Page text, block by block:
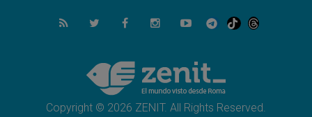
Filipinas: el Vicariato Apostólico de Calapán
se convierte en diócesis
Honduras: Los desplazados invisibles de una
crisis olvidada
Copyright © 2026 ZENIT. All Rights Reserved.